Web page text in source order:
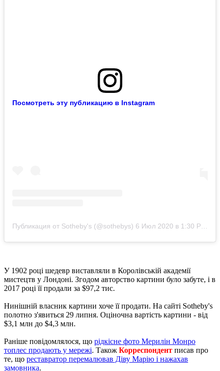
Посмотреть эту публикацию в Instagram
Публикация от Sotheby's (@sothebys) 6 Июл 2020 в 1:30 PDT
У 1902 році шедевр виставляли в Королівській академії
мистецтв у Лондоні. Згодом авторство картини було забуте, і в
2017 році її продали за $97,2 тис.
Нинішній власник картини хоче її продати. На сайті Sotheby's
полотно з'явиться 29 липня. Оціночна вартість картини - від
$3,1 млн до $4,3 млн.
Раніше повідомлялося, що рідкісне фото Мерилін Монро
топлес продають у мережі. Також Корреспондент писав про
те, що реставратор перемалював Діву Марію і нажахав
замовника.